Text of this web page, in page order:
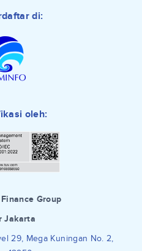
di:
oleh:
Group
Jakarta
29, Mega Kuningan No. 2,